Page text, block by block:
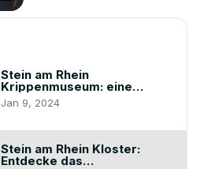
Stein am Rhein
Krippenmuseum: eine
Entdeckungsreise
Jan 9, 2024
Stein am Rhein Kloster:
Entdecke das